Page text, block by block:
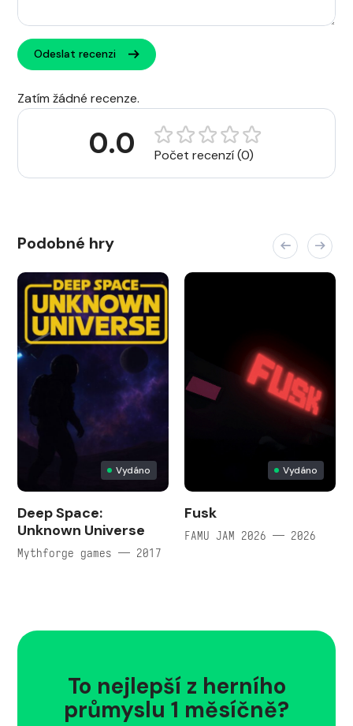
Odeslat recenzi
Zatím žádné recenze.
0.0 Počet recenzí (0)
Podobné hry
Vydáno
Deep Space:
Unknown Universe
Mythforge games — 2017
Vydáno
Fusk
FAMU JAM 2026 — 2026
To nejlepší z herního
průmyslu 1 měsíčně?